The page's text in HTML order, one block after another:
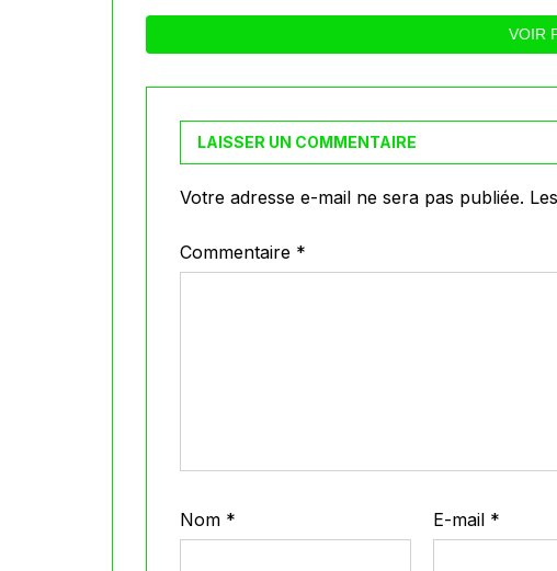
VOIR
LAISSER UN COMMENTAIRE
Votre adresse e-mail ne sera pas publiée.
Commentaire *
Nom * E-mail *